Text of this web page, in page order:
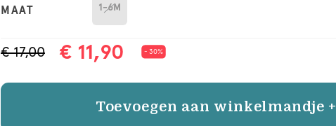
MAAT 1-6M
€ 17,00 € 11,90 - 30%
Toevoegen aan winkelmandje +